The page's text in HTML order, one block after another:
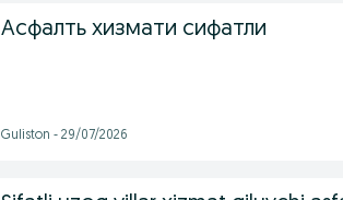
Асфалть хизмати сифатли
Guliston - 29/07/2026